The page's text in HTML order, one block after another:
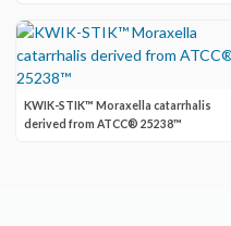
KWIK-STIK™ Moraxella catarrhalis
derived from ATCC® 25238™